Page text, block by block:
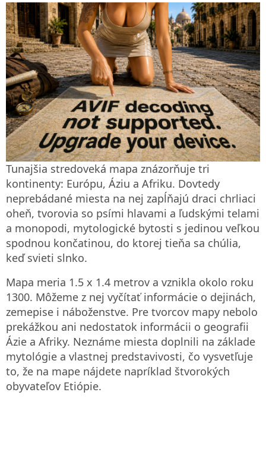
Tunajšia stredoveká mapa znázorňuje tri
kontinenty: Európu, Áziu a Afriku. Dovtedy
neprebádané miesta na nej zapĺňajú draci chrliaci
oheň, tvorovia so psími hlavami a ľudskými telami
a monopodi, mytologické bytosti s jedinou veľkou
spodnou končatinou, do ktorej tieňa sa chúlia,
keď svieti slnko.
Mapa meria 1.5 x 1.4 metrov a vznikla okolo roku
1300. Môžeme z nej vyčítať informácie o dejinách,
zemepise i náboženstve. Pre tvorcov mapy nebolo
prekážkou ani nedostatok informácii o geografii
Ázie a Afriky. Neznáme miesta doplnili na základe
mytológie a vlastnej predstavivosti, čo vysvetľuje
to, že na mape nájdete napríklad štvorokých
obyvateľov Etiópie.